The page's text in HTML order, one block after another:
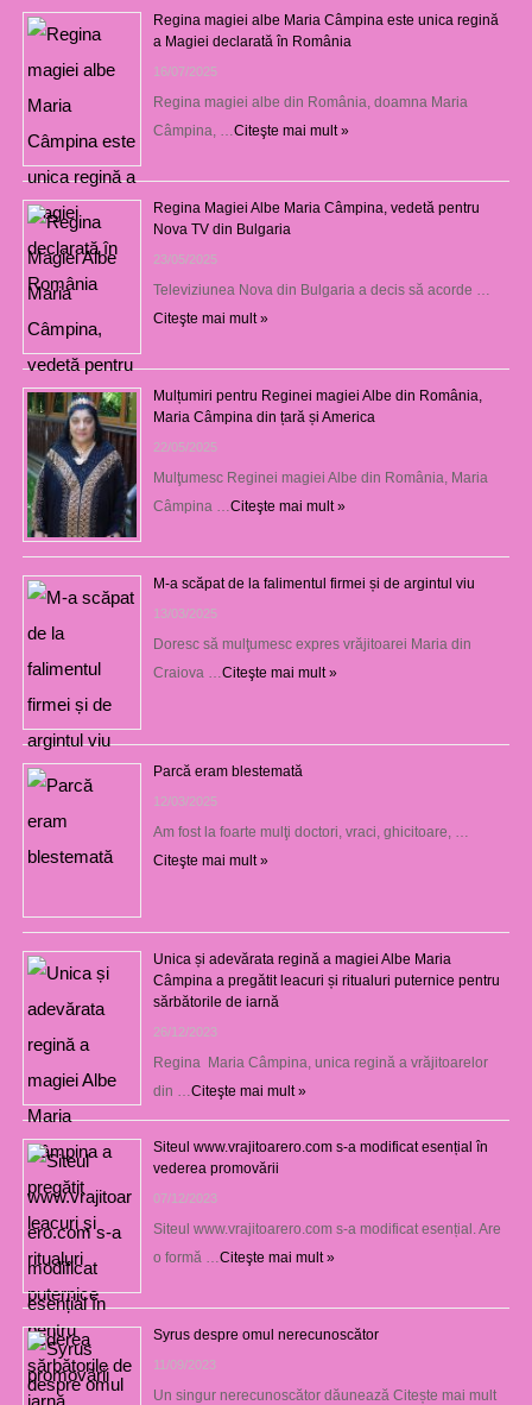
Regina magiei albe Maria Câmpina este unica regină
a Magiei declarată în România
16/07/2025
Regina magiei albe din România, doamna Maria
Câmpina, … Citeşte mai mult »
Regina Magiei Albe Maria Câmpina, vedetă pentru
Nova TV din Bulgaria
23/05/2025
Televiziunea Nova din Bulgaria a decis să acorde …
Citeşte mai mult »
Mulțumiri pentru Reginei magiei Albe din România,
Maria Câmpina din țară și America
22/05/2025
Mulţumesc Reginei magiei Albe din România, Maria
Câmpina … Citeşte mai mult »
M-a scăpat de la falimentul firmei și de argintul viu
13/03/2025
Doresc să mulţumesc expres vrăjitoarei Maria din
Craiova … Citeşte mai mult »
Parcă eram blestemată
12/03/2025
Am fost la foarte mulţi doctori, vraci, ghicitoare, …
Citeşte mai mult »
Unica și adevărata regină a magiei Albe Maria
Câmpina a pregătit leacuri și ritualuri puternice pentru
sărbătorile de iarnă
26/12/2023
Regina Maria Câmpina, unica regină a vrăjitoarelor
din … Citeşte mai mult »
Siteul www.vrajitoarero.com s-a modificat esențial în
vederea promovării
07/12/2023
Siteul www.vrajitoarero.com s-a modificat esențial. Are
o formă … Citeşte mai mult »
Syrus despre omul nerecunoscător
11/09/2023
Un singur nerecunoscător dăunează Citește mai mult